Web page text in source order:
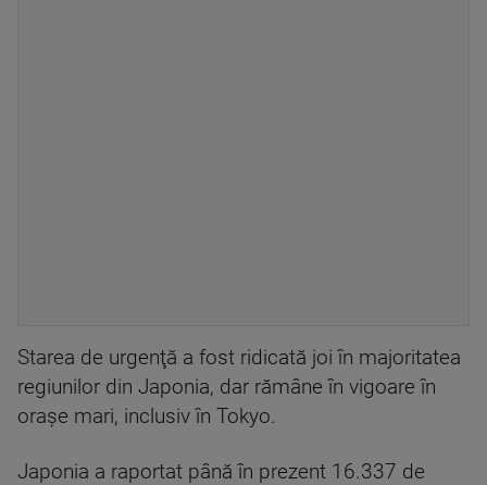
Starea de urgenţă a fost ridicată joi în majoritatea
regiunilor din Japonia, dar rămâne în vigoare în
oraşe mari, inclusiv în Tokyo.
Japonia a raportat până în prezent 16.337 de